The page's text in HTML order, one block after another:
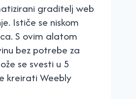
graditelj web
Ističe se niskom
S ovim alatom
bez potrebe za
se svesti u 5
kreirati Weebly